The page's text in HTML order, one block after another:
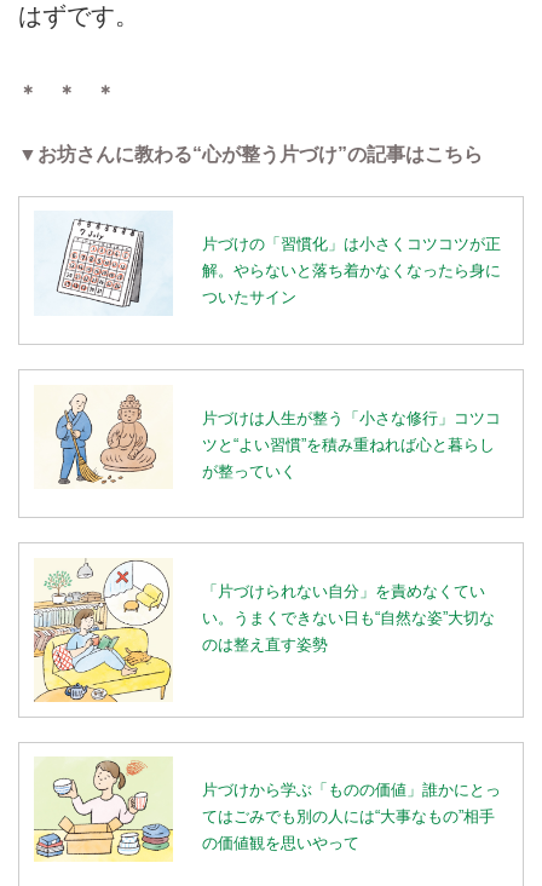
はずです。
＊ ＊ ＊
▼お坊さんに教わる“心が整う片づけ”の記事はこちら
片づけの「習慣化」は小さくコツコツが正
解。やらないと落ち着かなくなったら身に
ついたサイン
片づけは人生が整う「小さな修行」コツコ
ツと“よい習慣”を積み重ねれば心と暮らし
が整っていく
「片づけられない自分」を責めなくてい
い。うまくできない日も“自然な姿”大切な
のは整え直す姿勢
片づけから学ぶ「ものの価値」誰かにとっ
てはごみでも別の人には“大事なもの”相手
の価値観を思いやって